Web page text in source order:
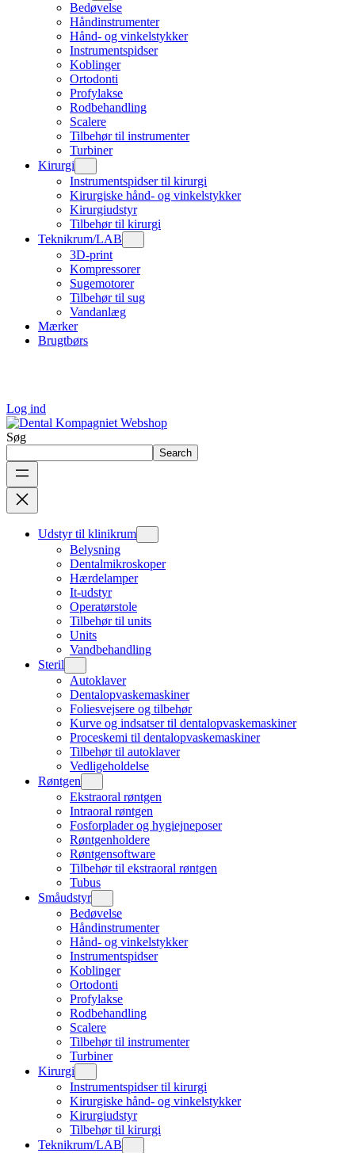
Bedøvelse
Håndinstrumenter
Hånd- og vinkelstykker
Instrumentspidser
Koblinger
Ortodonti
Profylakse
Rodbehandling
Scalere
Tilbehør til instrumenter
Turbiner
Kirurgi
Instrumentspidser til kirurgi
Kirurgiske hånd- og vinkelstykker
Kirurgiudstyr
Tilbehør til kirurgi
Teknikrum/LAB
3D-print
Kompressorer
Sugemotorer
Tilbehør til sug
Vandanlæg
Mærker
Brugtbørs
Log ind
Søg
Search
Udstyr til klinikrum
Belysning
Dentalmikroskoper
Hærdelamper
It-udstyr
Operatørstole
Tilbehør til units
Units
Vandbehandling
Steril
Autoklaver
Dentalopvaskemaskiner
Foliesvejsere og tilbehør
Kurve og indsatser til dentalopvaskemaskiner
Proceskemi til dentalopvaskemaskiner
Tilbehør til autoklaver
Vedligeholdelse
Røntgen
Ekstraoral røntgen
Intraoral røntgen
Fosforplader og hygiejneposer
Røntgenholdere
Røntgensoftware
Tilbehør til ekstraoral røntgen
Tubus
Småudstyr
Bedøvelse
Håndinstrumenter
Hånd- og vinkelstykker
Instrumentspidser
Koblinger
Ortodonti
Profylakse
Rodbehandling
Scalere
Tilbehør til instrumenter
Turbiner
Kirurgi
Instrumentspidser til kirurgi
Kirurgiske hånd- og vinkelstykker
Kirurgiudstyr
Tilbehør til kirurgi
Teknikrum/LAB